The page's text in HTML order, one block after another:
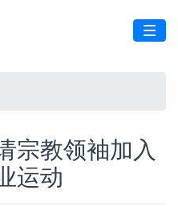
宗教领袖加入
运动